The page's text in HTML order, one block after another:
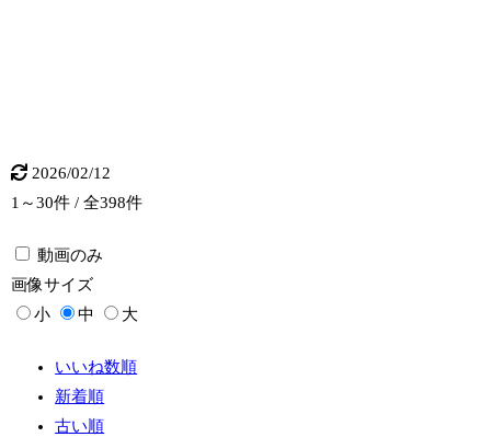
2026/02/12
1～30件 / 全398件
動画のみ
画像サイズ
小
中 大
いいね数順
新着順
古い順